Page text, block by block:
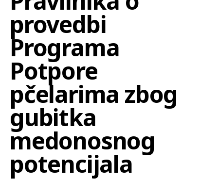
provedbi
Programa
Potpore
pčelarima zbog
gubitka
medonosnog
potencijala